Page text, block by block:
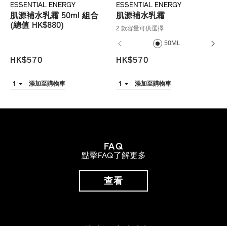
ESSENTIAL ENERGY
肌源補水乳霜 50ml 組合
(總值 HK$880)
HK$570
1 添加至購物車
ESSENTIAL ENERGY
肌源補水乳霜
2 款容量可供選擇
50ML
HK$570
1 添加至購物車
FAQ
點擊FAQ了解更多
查看